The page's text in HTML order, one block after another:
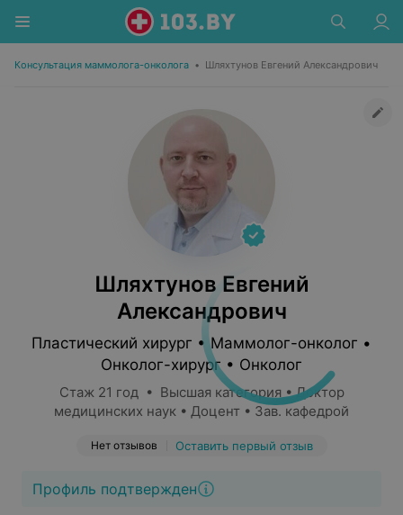
Консультация маммолога-онколога • Шляхтунов Евгений Александрович
Шляхтунов Евгений
Александрович
Пластический хирург • Маммолог-онколог •
Онколог-хирург • Онколог
Стаж 21 год • Высшая категория • Доктор
медицинских наук • Доцент • Зав. кафедрой
Нет отзывов Оставить первый отзыв
Профиль подтвержден